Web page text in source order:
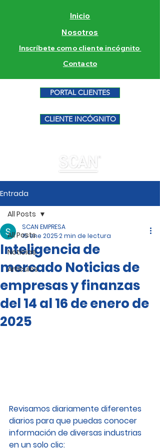
Inicio
Nosotros
Inscríbete como cliente incógnito
Contacto
PORTAL CLIENTES
CLIENTE INCÓGNITO
Entrada
All Posts
Noticias
Artículos
All Posts
Inteligencia de
mercado Noticias de
empresas y finanzas
del 14 al 16 de enero de
2025
SCAN EMPRESA
15 ene 20252 min de lectura
Revisamos diariamente diferentes
diarios para que puedas conocer
información de diversas industrias
en un solo clic: